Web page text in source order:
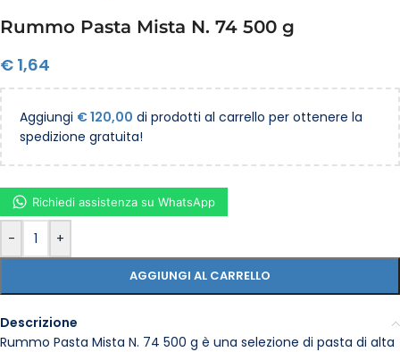
Rummo Pasta Mista N. 74 500 g
€ 1,64
Aggiungi €120,00 di prodotti al carrello per ottenere la
spedizione gratuita!
- +
AGGIUNGI AL CARRELLO
Richiedi assistenza su WhatsApp
Descrizione
Rummo Pasta Mista N. 74 500 g è una selezione di pasta di alta